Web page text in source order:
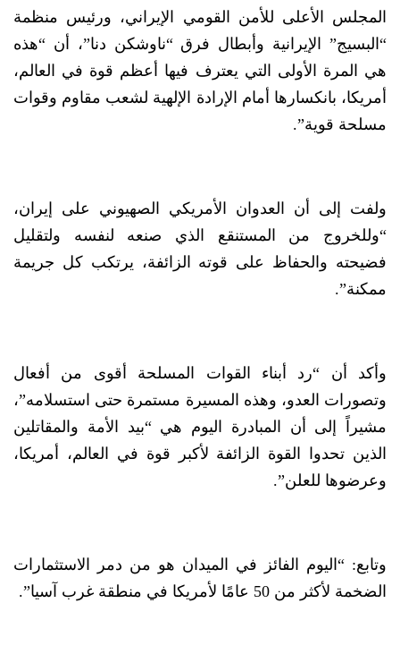
المجلس الأعلى للأمن القومي الإيراني، ورئيس منظمة
“البسیج” الإيرانية وأبطال فرق “ناوشكن دنا”، أن “هذه
هي المرة الأولى التي يعترف فيها أعظم قوة في العالم،
أمريكا، بانكسارها أمام الإرادة الإلهية لشعب مقاوم وقوات
مسلحة قوية”.
ولفت إلى أن العدوان الأمريكي الصهيوني على إيران،
“وللخروج من المستنقع الذي صنعه لنفسه ولتقليل
فضيحته والحفاظ على قوته الزائفة، يرتكب كل جريمة
ممكنة”.
وأكد أن “رد أبناء القوات المسلحة أقوى من أفعال
وتصورات العدو، وهذه المسيرة مستمرة حتى استسلامه”،
مشيراً إلى أن المبادرة اليوم هي “بيد الأمة والمقاتلين
الذين تحدوا القوة الزائفة لأكبر قوة في العالم، أمريكا،
وعرضوها للعلن”.
وتابع: “اليوم الفائز في الميدان هو من دمر الاستثمارات
الضخمة لأكثر من 50 عامًا لأمريكا في منطقة غرب آسيا”.